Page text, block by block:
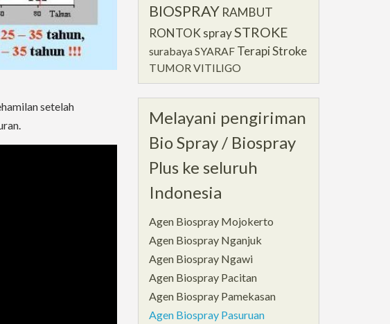
setelah
BIOSPRAY RAMBUT
RONTOK spraySTROKE
surabaya SYARAF Terapi Stroke
TUMOR VITILIGO
Melayani pengiriman
Bio Spray / Biospray
Plus ke seluruh
Indonesia
Agen Biospray Mojokerto
Agen Biospray Nganjuk
Agen Biospray Ngawi
Agen Biospray Pacitan
Agen Biospray Pamekasan
Agen Biospray Pasuruan